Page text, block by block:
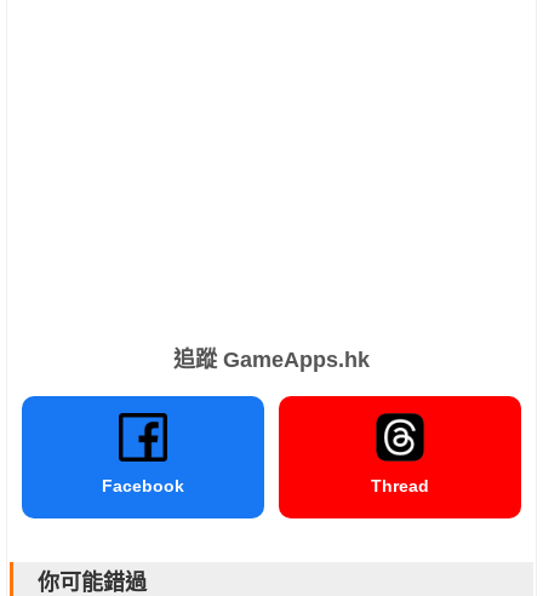
追蹤 GameApps.hk
Facebook Thread
你可能錯過